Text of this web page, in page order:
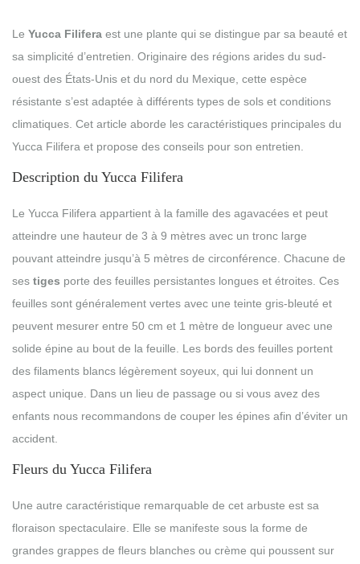
Le Yucca Filifera est une plante qui se distingue par sa beauté et
sa simplicité d’entretien. Originaire des régions arides du sud-
ouest des États-Unis et du nord du Mexique, cette espèce
résistante s’est adaptée à différents types de sols et conditions
climatiques. Cet article aborde les caractéristiques principales du
Yucca Filifera et propose des conseils pour son entretien.
Description du Yucca Filifera
Le Yucca Filifera appartient à la famille des agavacées et peut
atteindre une hauteur de 3 à 9 mètres avec un tronc large
pouvant atteindre jusqu’à 5 mètres de circonférence. Chacune de
ses tiges porte des feuilles persistantes longues et étroites. Ces
feuilles sont généralement vertes avec une teinte gris-bleuté et
peuvent mesurer entre 50 cm et 1 mètre de longueur avec une
solide épine au bout de la feuille. Les bords des feuilles portent
des filaments blancs légèrement soyeux, qui lui donnent un
aspect unique. Dans un lieu de passage ou si vous avez des
enfants nous recommandons de couper les épines afin d’éviter un
accident.
Fleurs du Yucca Filifera
Une autre caractéristique remarquable de cet arbuste est sa
floraison spectaculaire. Elle se manifeste sous la forme de
grandes grappes de fleurs blanches ou crème qui poussent sur